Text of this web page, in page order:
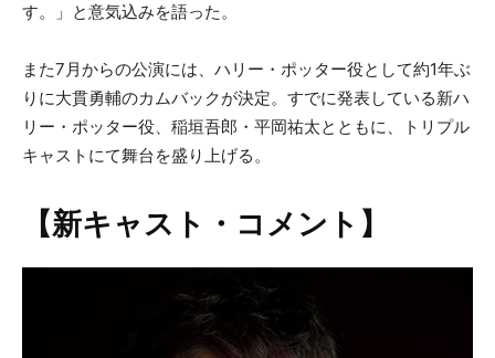
す。」と意気込みを語った。
また7月からの公演には、ハリー・ポッター役として約1年ぶ
りに大貫勇輔のカムバックが決定。すでに発表している新ハ
リー・ポッター役、稲垣吾郎・平岡祐太とともに、トリプル
キャストにて舞台を盛り上げる。
【新キャスト・コメント】